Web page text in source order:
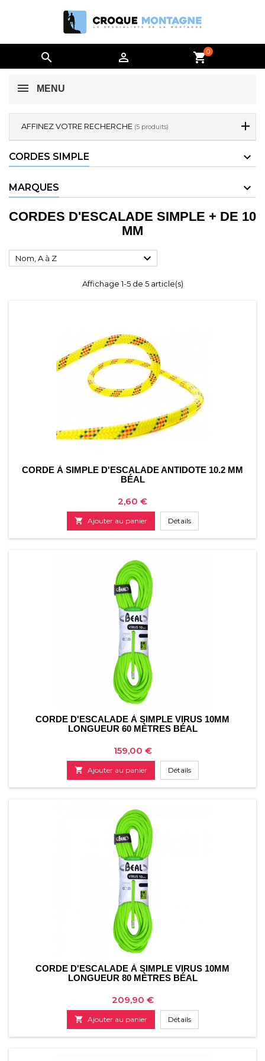
  shopping_cart0
MENU
AFFINEZ VOTRE RECHERCHE (5 produits)
CORDES SIMPLE
MARQUES
CORDES D'ESCALADE SIMPLE + DE 10
MM
Nom, A à Z 
Affichage 1-5 de 5 article(s)
CORDE À SIMPLE D'ESCALADE ANTIDOTE 10.2 MM
BÉAL
Prix
2,60 €
 Ajouter au panier Détails
CORDE D'ESCALADE À SIMPLE VIRUS 10MM
LONGUEUR 60 MÈTRES BÉAL
Prix
159,00 €
 Ajouter au panier Détails
CORDE D'ESCALADE À SIMPLE VIRUS 10MM
LONGUEUR 80 MÈTRES BÉAL
Prix
209,90 €
 Ajouter au panier Détails